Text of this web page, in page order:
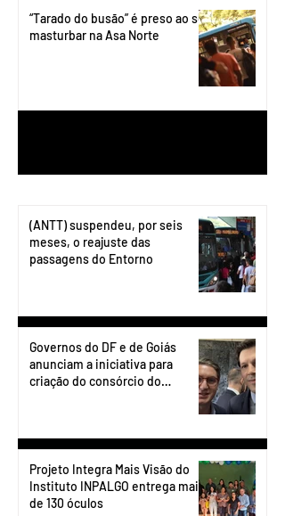
“Tarado do busão” é preso ao se
masturbar na Asa Norte
(ANTT) suspendeu, por seis
meses, o reajuste das
passagens do Entorno
Governos do DF e de Goiás
anunciam a iniciativa para
criação do consórcio do
Projeto Integra Mais Visão do
Instituto INPALGO entrega mais
de 130 óculos